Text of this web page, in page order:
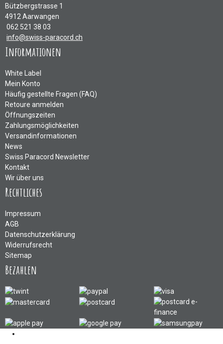
Bützbergstrasse 1
4912 Aarwangen
062 521 38 03
info@swiss-paracord.ch
Informationen
White Label
Mein Konto
Häufig gestellte Fragen (FAQ)
Retoure anmelden
Öffnungszeiten
Zahlungsmöglichkeiten
Versandinformationen
News
Swiss Paracord Newsletter
Kontakt
Wir über uns
Rechtliches
Impressum
AGB
Datenschutzerklärung
Widerrufsrecht
Sitemap
Bezahlen